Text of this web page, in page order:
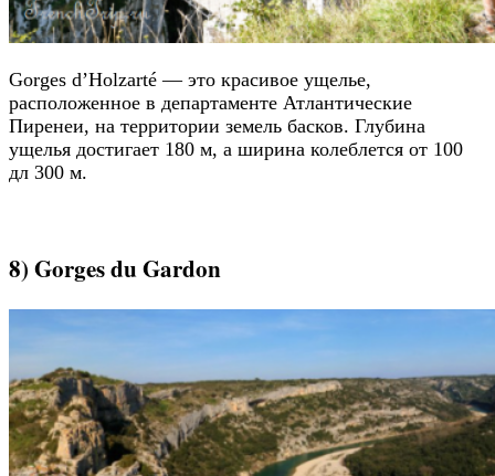
Gorges d’Holzarté — это красивое ущелье,
расположенное в департаменте Атлантические
Пиренеи, на территории земель басков. Глубина
ущелья достигает 180 м, а ширина колеблется от 100
дл 300 м.
8) Gorges du Gardon